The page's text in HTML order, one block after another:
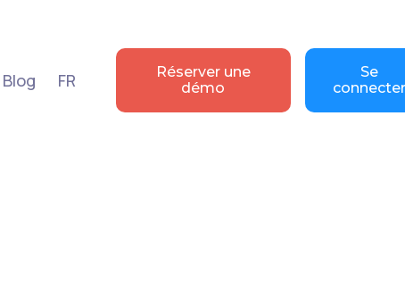
Blog FR
Réserver une
démo
Se
connecter